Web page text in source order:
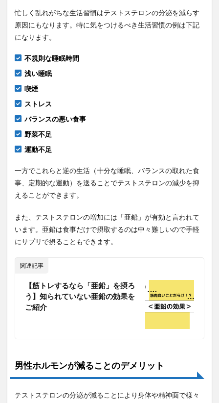
忙しく乱れがちな生活習慣はテストステロンの分泌を減らす
原因にもなります。特に気をつけるべき生活習慣の例は下記
になります。
不規則な睡眠時間
浅い睡眠
喫煙
ストレス
バランスの悪い食事
野菜不足
運動不足
一方でこれらと逆の生活（十分な睡眠、バランスの取れた食
事、定期的な運動）を送ることでテストステロンの減少を抑
えることができます。
また、テストステロンの増加には「亜鉛」が有効と言われて
います。亜鉛は食事だけで摂取するのは中々難しいので手軽
にサプリで摂ることもできます。
関連記事
【筋トレするなら「亜鉛」を摂ろ
う】知られていない亜鉛の効果を
ご紹介
男性ホルモンが減ることのデメリット
テストステロンの分泌が減ることにより身体や精神面で様々